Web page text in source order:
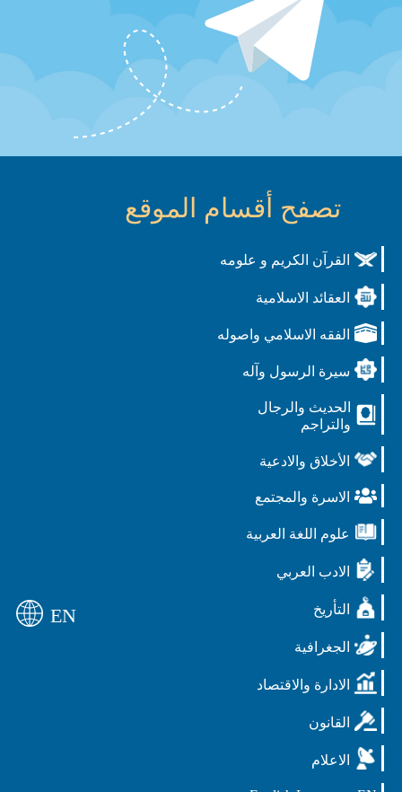
تصفح أقسام الموقع
القرآن الكريم و علومه
العقائد الاسلامية
الفقه الاسلامي واصوله
سيرة الرسول وآله
الحديث والرجال
والتراجم
الأخلاق والادعية
الاسرة والمجتمع
علوم اللغة العربية
الادب العربي
التأريخ
الجغرافية
الادارة والاقتصاد
القانون
الاعلام
EN